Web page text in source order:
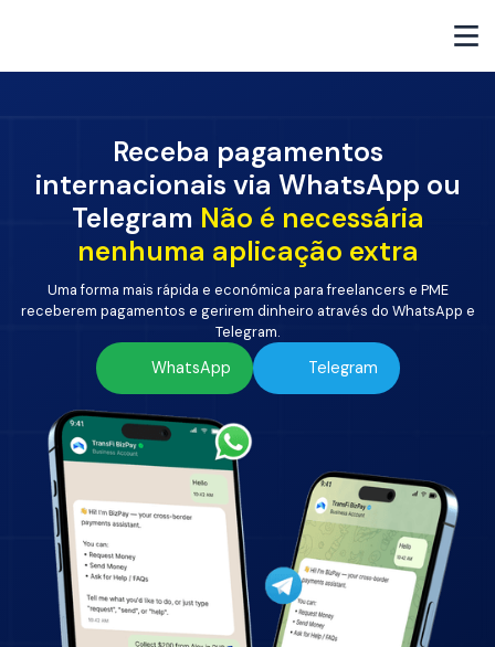
Receba pagamentos
internacionais via WhatsApp ou
Telegram Não é necessária
nenhuma aplicação extra
Uma forma mais rápida e económica para freelancers e PME
receberem pagamentos e gerirem dinheiro através do WhatsApp e
Telegram.
WhatsApp Telegram